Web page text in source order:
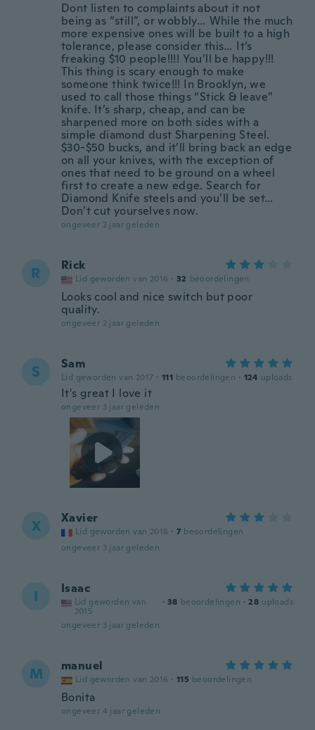
Dont listen to complaints about it not
being as “still”, or wobbly… While the much
more expensive ones will be built to a high
tolerance, please consider this… It’s
freaking $10 people!!!! You’ll be happy!!!
This thing is scary enough to make
someone think twice!!! In Brooklyn, we
used to call those things “Stick & leave”
knife. It’s sharp, cheap, and can be
sharpened more on both sides with a
simple diamond dust Sharpening Steel.
$30-$50 bucks, and it’ll bring back an edge
on all your knives, with the exception of
ones that need to be ground on a wheel
first to create a new edge. Search for
Diamond Knife steels and you’ll be set…
Don’t cut yourselves now.
ongeveer 2 jaar geleden
R Rick
Lid geworden van 2016 · 32 beoordelingen
Looks cool and nice switch but poor
quality.
ongeveer 2 jaar geleden
S Sam
Lid geworden van 2017 · 111 beoordelingen · 124 uploads
It's great I love it
ongeveer 3 jaar geleden
X Xavier
Lid geworden van 2018 · 7 beoordelingen
ongeveer 3 jaar geleden
I Isaac
Lid geworden van
2015
· 38 beoordelingen · 28 uploads
ongeveer 3 jaar geleden
M manuel
Lid geworden van 2016 · 115 beoordelingen
Bonita
ongeveer 4 jaar geleden